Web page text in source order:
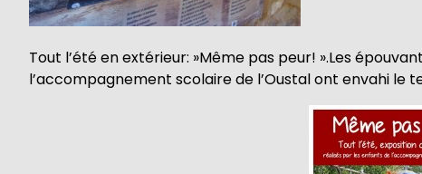
Tout l’été en extérieur: »Même pas peur! ».Les
l’accompagnement scolaire de l’Oustal ont envahi le